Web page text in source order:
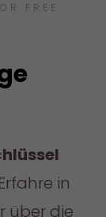
FREE
in
über die